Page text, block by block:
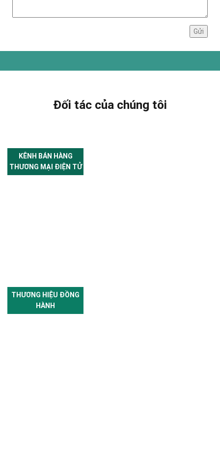
Đối tác của chúng tôi
KÊNH BÁN HÀNG
THƯƠNG MẠI ĐIỆN TỬ
THƯƠNG HIỆU ĐỒNG
HÀNH